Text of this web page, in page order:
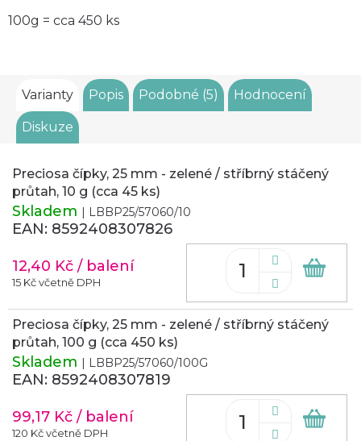
100g = cca 450 ks
Varianty Popis Podobné (5) Hodnocení
Diskuze
Preciosa čípky, 25 mm - zelené / stříbrný stáčený
průtah, 10 g (cca 45 ks)
Skladem | LBBP25/57060/10
EAN: 8592408307826
12,40 Kč / balení
15 Kč včetně DPH
Preciosa čípky, 25 mm - zelené / stříbrný stáčený
průtah, 100 g (cca 450 ks)
Skladem | LBBP25/57060/100G
EAN: 8592408307819
99,17 Kč / balení
120 Kč včetně DPH